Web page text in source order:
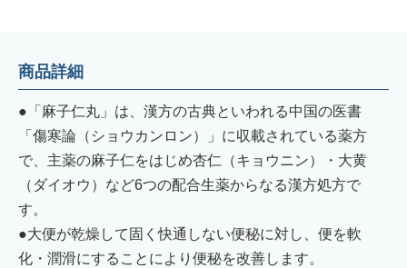
商品詳細
●「麻子仁丸」は、漢方の古典といわれる中国の医書
「傷寒論（ショウカンロン）」に収載されている薬方
で、主薬の麻子仁をはじめ杏仁（キョウニン）・大黄
（ダイオウ）など6つの配合生薬からなる漢方処方で
す。
●大便が乾燥して固く快通しない便秘に対し、便を軟
化・潤滑にすることにより便秘を改善します。